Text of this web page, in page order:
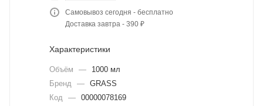
Самовывоз сегодня - бесплатно
Доставка завтра - 390 ₽
Характеристики
Объём —
1000 мл
Бренд — GRASS
Код — 00000078169